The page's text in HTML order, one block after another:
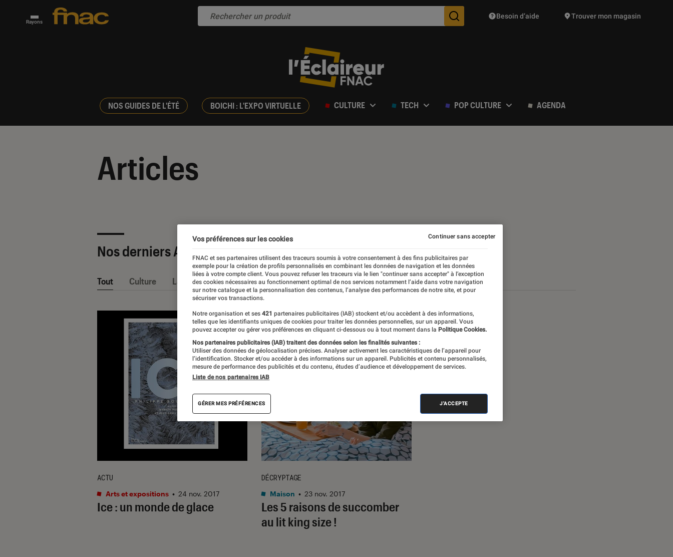
Rayons Des suggestions de produits vont vous être proposées
Besoin d’aide Trouver mon magasin
NOS GUIDES DE L'ÉTÉ BOICHI : L'EXPO VIRTUELLE CULTURE TECH POP CULTURE AGENDA
Articles
Nos derniers Articles
Tout Culture La Claque Fnac Nos conseils Pop Culture Tech
Ice : un monde de glace
ACTU
Arts et expositions • 24 nov. 2017
Les 5 raisons de succomber
au lit king size !
DÉCRYPTAGE
Maison • 23 nov. 2017
Vos préférences sur les cookies
FNAC et ses partenaires utilisent des traceurs soumis à votre consentement à des fins publicitaires par
exemple pour la création de profils personnalisés en combinant les données de navigation et les données
liées à votre compte client. Vous pouvez refuser les traceurs via le lien "continuer sans accepter" à l’exception
des cookies nécessaires au fonctionnement optimal de nos services notamment l’aide dans votre navigation
sur notre catalogue et la personnalisation des contenus, l’analyse des performances de notre site, et pour
sécuriser vos transactions.
Notre organisation et ses 421 partenaires publicitaires (IAB) stockent et/ou accèdent à des informations,
telles que les identifiants uniques de cookies pour traiter les données personnelles, sur un appareil. Vous
pouvez accepter ou gérer vos préférences en cliquant ci-dessous ou à tout moment dans la Politique Cookies.
Nos partenaires publicitaires (IAB) traitent des données selon les finalités suivantes :
Utiliser des données de géolocalisation précises. Analyser activement les caractéristiques de l’appareil pour
l’identification. Stocker et/ou accéder à des informations sur un appareil. Publicités et contenu personnalisés,
mesure de performance des publicités et du contenu, études d’audience et développement de services.
Liste de nos partenaires IAB
GÉRER MES PRÉFÉRENCES J'ACCEPTE
Continuer sans accepter